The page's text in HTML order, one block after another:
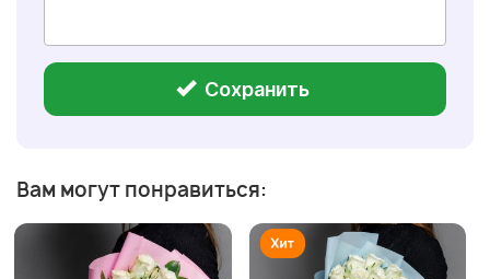
Сохранить
Вам могут понравиться: